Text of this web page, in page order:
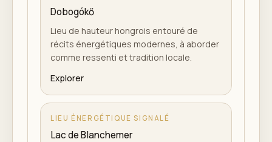
Dobogókő
Lieu de hauteur hongrois entouré de
récits énergétiques modernes, à aborder
comme ressenti et tradition locale.
Explorer
LIEU ÉNERGÉTIQUE SIGNALÉ
Lac de Blanchemer